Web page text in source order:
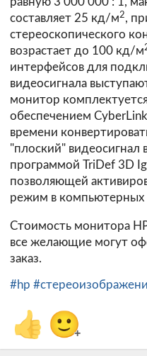
составляет 25 кд/м2,
стереоскопического
возрастает до 100 кд/м
интерфейсов для
видеосигнала
монитор
обеспечением
времени
"плоский" видеосигнал
программой TriDef 3D
позволяющей
режим в компьютерных
Стоимость монитора
все желающие могут
заказ.
#hp
👍 🙂
+